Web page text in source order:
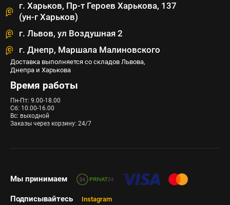
г. Харьков, Пр-т Героев Харькова, 137
(ун-г Харьков)
г. Львов, ул Воздушная 2
г. Днепр, Маршала Малиновского
Доставка выполняется со складов Львова,
Днепра и Харькова
Время работы
Пн-Пт: 9.00-18.00
Сб: 10.00-16.00
Вс: выходной
Заказы через корзину: 24/7
Мы принимаем
Подписывайтесь Instagram